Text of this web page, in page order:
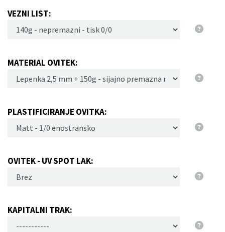
VEZNI LIST:
MATERIAL OVITEK:
PLASTIFICIRANJE OVITKA:
OVITEK - UV SPOT LAK:
KAPITALNI TRAK: